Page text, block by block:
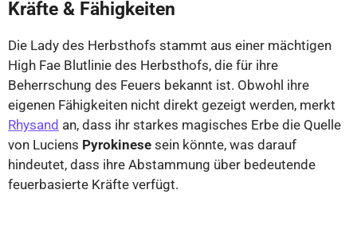
Kräfte & Fähigkeiten
Die Lady des Herbsthofs stammt aus einer mächtigen
High Fae Blutlinie des Herbsthofs, die für ihre
Beherrschung des Feuers bekannt ist. Obwohl ihre
eigenen Fähigkeiten nicht direkt gezeigt werden, merkt
Rhysand an, dass ihr starkes magisches Erbe die Quelle
von Luciens Pyrokinese sein könnte, was darauf
hindeutet, dass ihre Abstammung über bedeutende
feuerbasierte Kräfte verfügt.